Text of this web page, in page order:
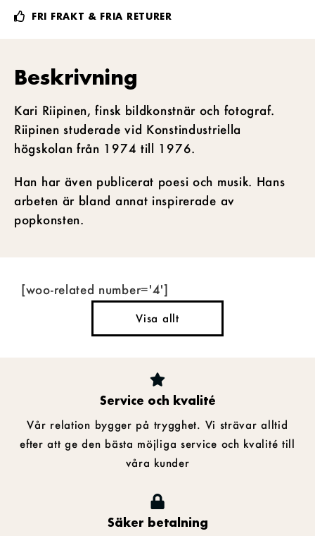
FRI FRAKT & FRIA RETURER
Beskrivning
Kari Riipinen, finsk bildkonstnär och fotograf.
Riipinen studerade vid Konstindustriella
högskolan från 1974 till 1976.
Han har även publicerat poesi och musik. Hans
arbeten är bland annat inspirerade av
popkonsten.
[woo-related number='4']
Visa allt
Service och kvalité
Vår relation bygger på trygghet. Vi strävar alltid
efter att ge den bästa möjliga service och kvalité till
våra kunder
Säker betalning